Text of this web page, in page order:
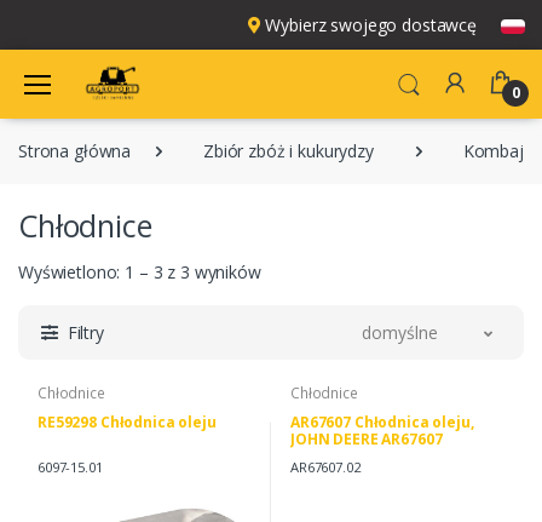
Wybierz swojego dostawcę
0
Strona główna Zbiór zbóż i kukurydzy
Chłodnice
Wyświetlono: 1 – 3 z 3 wyników
Filtry domyślne
Chłodnice
RE59298 Chłodnica oleju
6097-15.01
Chłodnice
AR67607 Chłodnica oleju,
JOHN DEERE AR67607
AR67607.02